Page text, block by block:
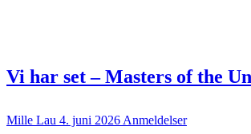
Vi har set – Masters of the
Mille Lau 4. juni 2026 Anmeldelser